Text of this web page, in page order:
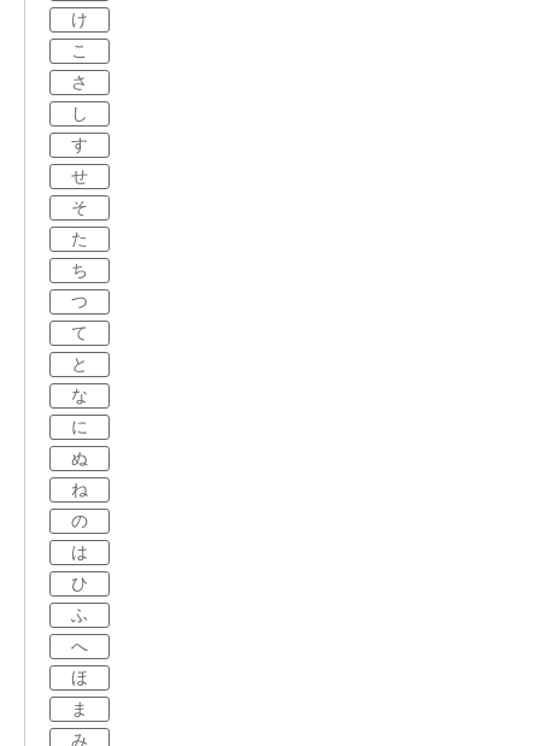
け
こ
さ
し
す
せ
そ
た
ち
つ
て
と
な
に
ぬ
ね
の
は
ひ
ふ
へ
ほ
ま
み